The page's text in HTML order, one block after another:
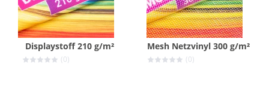
Displaystoff 210 g/m²
(0)
Mesh Netzvinyl 300 g/m²
(0)